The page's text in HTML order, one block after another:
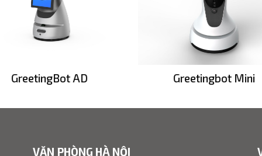
GreetingBot AD Greetingbot Mini
VĂN PHÒNG HÀ NỘI